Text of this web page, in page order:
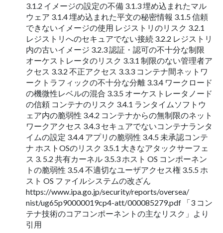
3.1.2 イメージの設定の不備 3.1.3 埋め込まれたマル
ウェア 3.1.4 埋め込まれた平文の秘密情報 3.1.5 信頼
できないイメージの使用 レジストリのリスク 3.2.1
レジストリへのセキュアでない接続 3.2.2 レジストリ
内の古いイメージ 3.2.3 認証・認可の不十分な制限
オーケストレータのリスク 3.3.1 制限のない管理者ア
クセス 3.3.2 不正アクセス 3.3.3 コンテナ間ネットワ
ークトラフィックの不十分な分離 3.3.4 ワークロード
の機微性レベルの混合 3.3.5 オーケストレータノード
の信頼 コンテナのリスク 3.4.1 ランタイムソフトウ
ェア内の脆弱性 3.4.2 コンテナからの無制限のネット
ワークアクセス 3.4.3 セキュアでないコンテナランタ
イムの設定 3.4.4 アプリの脆弱性 3.4.5 未承認コンテ
ナ ホストOSのリスク 3.5.1 大きなアタックサーフェ
ス 3. 5.2 共有カーネル 3.5.3 ホスト OS コンポーネン
トの脆弱性 3.5.4 不適切なユーザアクセス権 3.5.5 ホ
スト OS ファイルシステムの改ざん
https://www.ipa.go.jp/security/reports/oversea/
nist/ug65p90000019cp4-att/000085279.pdf 「3 コン
テナ技術のコアコンポーネントの主なリスク」より
引用